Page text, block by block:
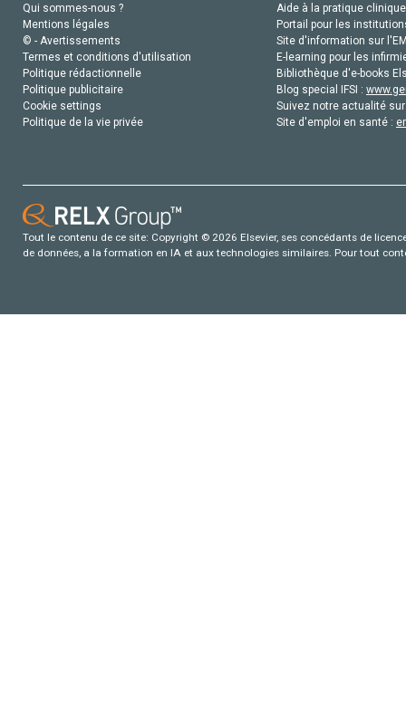
Qui sommes-nous ?
Mentions légales
© - Avertissements
Termes et conditions d'utilisation
Politique rédactionnelle
Politique publicitaire
Cookie settings
Politique de la vie privée
Aide à la pratique
Portail pour les
Site d'information sur
E-learning pour les
Bibliothèque d'e-books
Blog special IFSI :
Suivez notre actualité
Site d'emploi en santé :
Tout le contenu de ce site: Copyright © 2026 Elsevier, ses concédants de
de données, a la formation en IA et aux technologies similaires. Pour tout